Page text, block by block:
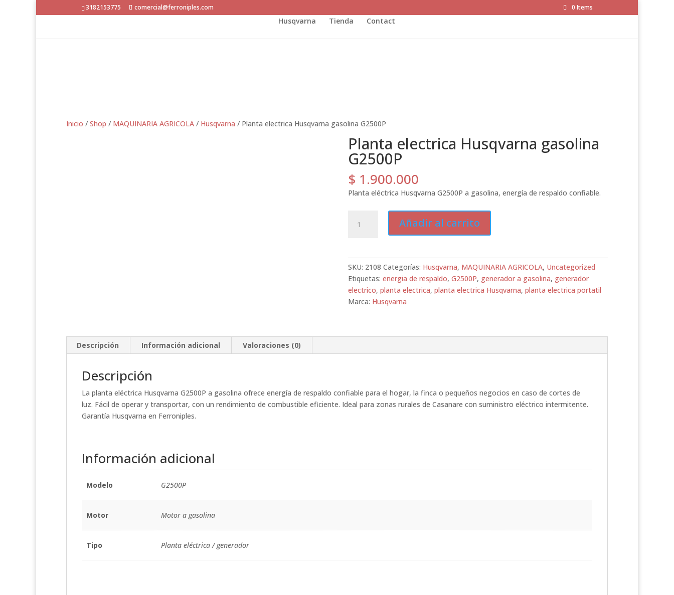
3182153775 comercial@ferroniples.com 0 Items
Husqvarna Tienda Contact
Inicio / Shop / MAQUINARIA AGRICOLA / Husqvarna / Planta electrica Husqvarna gasolina G2500P
Planta electrica Husqvarna gasolina
G2500P
$ 1.900.000
Planta eléctrica Husqvarna G2500P a gasolina, energía de respaldo confiable.
electrica
cantidad
Añadir al carrito
SKU: 2108 Categorías: Husqvarna, MAQUINARIA AGRICOLA, Uncategorized
Etiquetas: energia de respaldo, G2500P, generador a gasolina, generador
electrico, planta electrica, planta electrica Husqvarna, planta electrica portatil
Marca: Husqvarna
Descripción Información adicional Valoraciones (0)
Descripción
La planta eléctrica Husqvarna G2500P a gasolina ofrece energía de respaldo confiable para el hogar, la finca o pequeños negocios en caso de cortes de
luz. Fácil de operar y transportar, con un rendimiento de combustible eficiente. Ideal para zonas rurales de Casanare con suministro eléctrico intermitente.
Garantía Husqvarna en Ferroniples.
Información adicional
Modelo G2500P
Motor Motor a gasolina
Tipo Planta eléctrica / generador